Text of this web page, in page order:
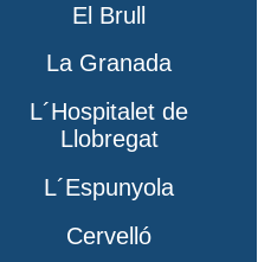
El Brull
La Granada
L´Hospitalet de
Llobregat
L´Espunyola
Cervelló